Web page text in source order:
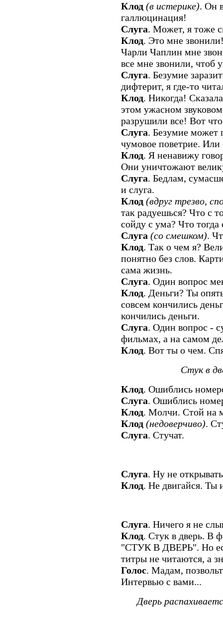
Клод (в истерике). Он
галлюцинация!
Слуга. Может, я тоже
Клод. Это мне
Чарли Чаплин мне
все мне звонили, чтоб
Слуга. Безумие
дифтерит, я где-то
Клод. Никогда!
этом ужасном
разрушили все! Вот
Слуга. Безумие может
чумовое поветрие.
Клод. Я ненавижу
Они уничтожают
Слуга. Бедлам,
и слуга.
Клод (вдруг трезво,
так радуешься? Что с
сойду с ума? Что тогда
Слуга (со смешком).
Клод. Так о чем я?
понятно без слов.
сама жизнь.
Слуга. Один вопрос
Клод. Деньги? Ты
совсем кончились
кончились деньги.
Слуга. Один вопрос -
фильмах, а на самом
Клод. Вот ты о чем.
Стук в
Клод. Ошиблись
Слуга. Ошиблись
Клод. Молчи. Стой на
Клод (недоверчиво).
Слуга. Стучат.
Слуга. Ну не
Клод. Не двигайся. Ты
Слуга. Ничего я не
Клод. Стук в дверь. В
"СТУК В ДВЕРЬ". Но
титры не читаются, а
Голос. Мадам,
Интервью с вами...
Дверь